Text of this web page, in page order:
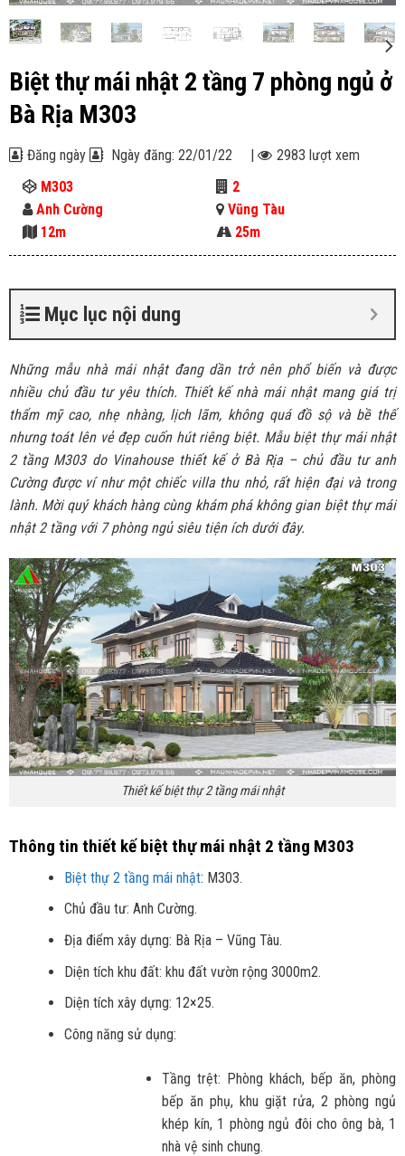
Biệt thự mái nhật 2 tầng 7 phòng ngủ ở
Bà Rịa M303
Đăng ngày Ngày đăng: 22/01/22 |
2983 lượt xem
M303
2
Anh Cường
Vũng Tàu
12m
25m
Mục lục nội dung
Những mẫu nhà mái nhật đang dần trở nên phổ biến và được
nhiều chủ đầu tư yêu thích. Thiết kế nhà mái nhật mang giá trị
thẩm mỹ cao, nhẹ nhàng, lịch lãm, không quá đồ sộ và bề thế
nhưng toát lên vẻ đẹp cuốn hút riêng biệt. Mẫu biệt thự mái nhật
2 tầng M303 do Vinahouse thiết kế ở Bà Rịa – chủ đầu tư anh
Cường được ví như một chiếc villa thu nhỏ, rất hiện đại và trong
lành. Mời quý khách hàng cùng khám phá không gian biệt thự mái
nhật 2 tầng với 7 phòng ngủ siêu tiện ích dưới đây.
Thiết kế biệt thự 2 tầng mái nhật
Thông tin thiết kế biệt thự mái nhật 2 tầng M303
Biệt thự 2 tầng mái nhật: M303.
Chủ đầu tư: Anh Cường.
Địa điểm xây dựng: Bà Rịa – Vũng Tàu.
Diện tích khu đất: khu đất vườn rộng 3000m2.
Diện tích xây dựng: 12×25.
Công năng sử dụng:
Tầng trệt: Phòng khách, bếp ăn, phòng
bếp ăn phụ, khu giặt rửa, 2 phòng ngủ
khép kín, 1 phòng ngủ đôi cho ông bà, 1
nhà vệ sinh chung.